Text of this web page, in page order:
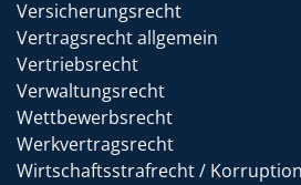
Versicherungsrecht
Vertragsrecht allgemein
Vertriebsrecht
Verwaltungsrecht
Wettbewerbsrecht
Werkvertragsrecht
Wirtschaftsstrafrecht /